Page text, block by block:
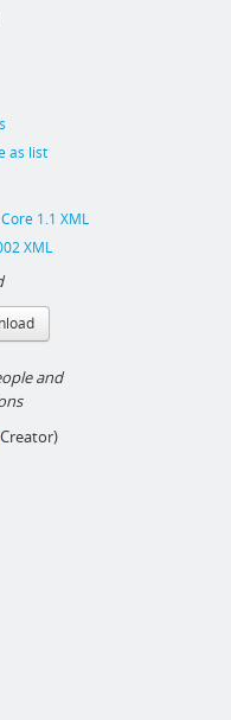
as list
1.1 XML
XML
and